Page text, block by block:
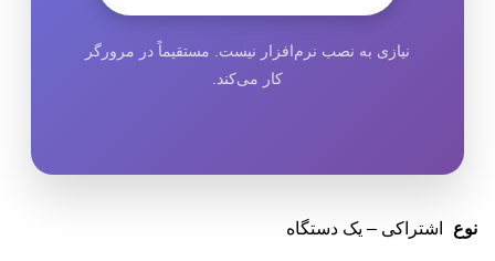
نیازی به نصب نرم‌افزار نیست. مستقیماً در مرورگر
کار می‌کند.
نوع اشتراکی – یک دستگاه